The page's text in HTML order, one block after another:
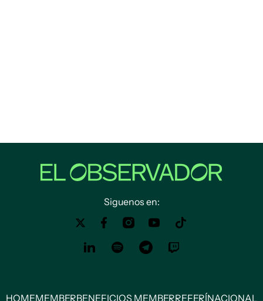
Siguenos en:
HOMEMEMBERBENEFICIOS MEMBERREFERÍNACIONAL